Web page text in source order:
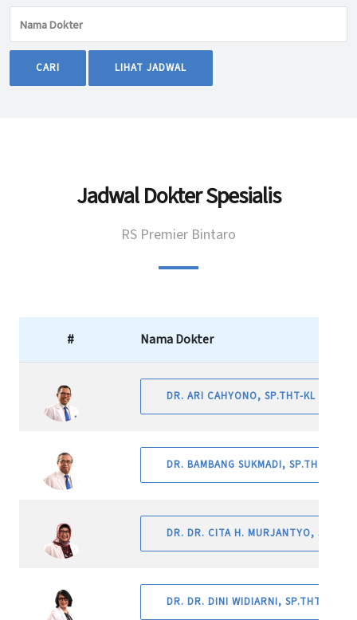
CARI LIHAT JADWAL
Jadwal Dokter Spesialis
RS Premier Bintaro
# Nama Dokter
DR. ARI CAHYONO, SP.THT-KL (K)
DR. BAMBANG SUKMADI, SP.THT-KL
DR. DR. CITA H. MURJANTYO,
DR. DR. DINI WIDIARNI, SP.THT-KL (K)